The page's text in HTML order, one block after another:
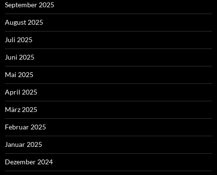
September 2025
August 2025
Juli 2025
Juni 2025
Mai 2025
April 2025
März 2025
Februar 2025
Januar 2025
Dezember 2024